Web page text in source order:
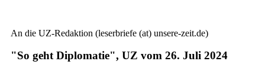
An die UZ-Redaktion (leserbriefe (at) unsere-zeit.de)
"So geht Diplomatie", UZ vom 26. Juli 2024